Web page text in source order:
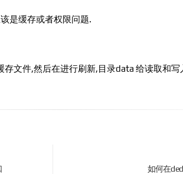
是缓存或者权限问题.
文件,然后在进行刷新,目录data 给读取和写
如何在